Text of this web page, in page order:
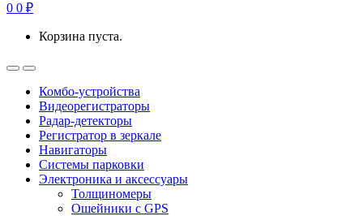
0 0 ₽
Корзина пуста.
Комбо-устройства
Видеорегистраторы
Радар-детекторы
Регистратор в зеркале
Навигаторы
Системы парковки
Электроника и аксессуары
Толщиномеры
Ошейники с GPS